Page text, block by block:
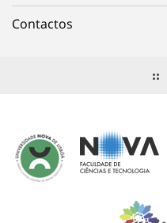
Contactos